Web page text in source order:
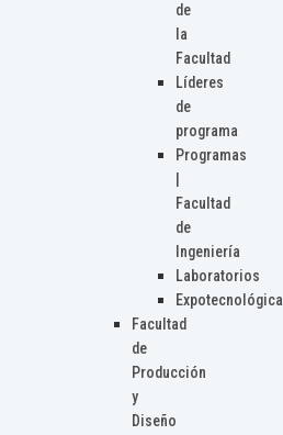
de
la
Facultad
Líderes
de
programa
Programas
Facultad
de
Ingeniería
Laboratorios
Expotecnológica
Facultad
de
Producción
y
Diseño